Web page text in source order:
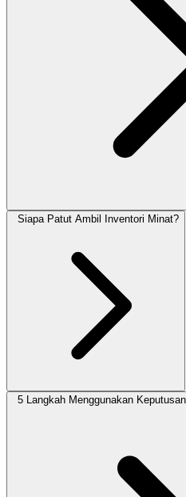
Siapa Patut Ambil Inventori Minat?
5 Langkah Menggunakan